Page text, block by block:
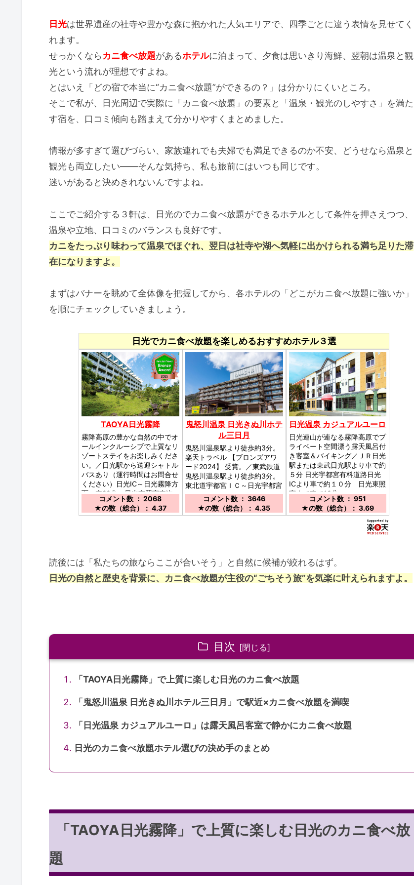
日光は世界遺産の社寺や豊かな森に抱かれた人気エリアで、四季ごとに違う表情を見せてく
れます。
せっかくなら カニ食べ放題があるホテルに泊まって、夕食は思いきり海鮮、翌朝は温泉と観
光という流れが理想ですよね。
とはいえ「どの宿で本当に“カニ食べ放題”ができるの？」は分かりにくいところ。
そこで私が、日光周辺で実際に「カニ食べ放題」の要素と「温泉・観光のしやすさ」を満た
す宿を、口コミ傾向も踏まえて分かりやすくまとめました。
情報が多すぎて選びづらい、家族連れでも夫婦でも満足できるのか不安、どうせなら温泉と
観光も両立したい――そんな気持ち、私も旅前にはいつも同じです。
迷いがあると決めきれないんですよね。
ここでご紹介する３軒は、日光のでカニ食べ放題ができるホテルとして条件を押さえつつ、
温泉や立地、口コミのバランスも良好です。
カニをたっぷり味わって温泉でほぐれ、翌日は社寺や湖へ気軽に出かけられる満ち足りた滞
在になりますよ。
まずはバナーを眺めて全体像を把握してから、各ホテルの「どこがカニ食べ放題に強いか」
を順にチェックしていきましょう。
日光でカニ食べ放題を楽しめるおすすめホテル３選
TAOYA日光霧降
霧降高原の豊かな自然の中でオ
ールインクルーシブで上質なリ
ゾートステイをお楽しみくださ
い。／日光駅から送迎シャトル
バスあり（運行時間はお問合せ
ください）日光IC～日光霧降方
面へ車20分 日光東照宮車迄
車20分コメント数 ： 2068
★の数（総合）： 4.37
鬼怒川温泉 日光きぬ川ホテ
ル三日月
鬼怒川温泉駅より徒歩約3分。
楽天トラベル 【ブロンズアワ
ード2024】 受賞。／東武鉄道
鬼怒川温泉駅より徒歩約3分。
東北道宇都宮ＩＣ～日光宇都宮
道今市ＩＣ～Ｒ121経由で約40
コメント数 ： 3646
★の数（総合）： 4.35
日光温泉 カジュアルユーロ
日光連山が連なる霧降高原でプ
ライベート空間漂う露天風呂付
き客室＆バイキング／ＪＲ日光
駅または東武日光駅より車で約
５分 日光宇都宮有料道路日光
ICより車で約１０分 日光東照
宮まで車で10分
コメント数 ： 951
★の数（総合）： 3.69
読後には「私たちの旅ならここが合いそう」と自然に候補が絞れるはず。
日光の自然と歴史を背景に、カニ食べ放題が主役の“ごちそう旅”を気楽に叶えられますよ。
目次
「TAOYA日光霧降」で上質に楽しむ日光のカニ食べ放題
「鬼怒川温泉 日光きぬ川ホテル三日月」で駅近×カニ食べ放題を満喫
「日光温泉 カジュアルユーロ」は露天風呂客室で静かにカニ食べ放題
日光のカニ食べ放題ホテル選びの決め手のまとめ
「TAOYA日光霧降」で上質に楽しむ日光のカニ食べ放
題